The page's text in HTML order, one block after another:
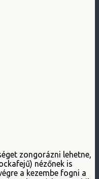
zongorázni lehetne,
nézőnek is
a kezembe fogni a